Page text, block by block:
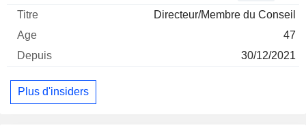
Directeur/Membre du Conseil
47
30/12/2021
Plus d'insiders